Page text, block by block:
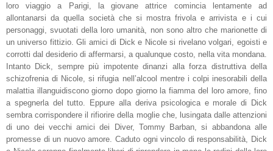
loro viaggio a Parigi, la giovane attrice comincia lentamente ad
allontanarsi da quella società che si mostra frivola e arrivista e i cui
personaggi, svuotati della loro umanità, non sono altro che marionette di
un universo fittizio. Gli amici di Dick e Nicole si rivelano volgari, egoisti e
corrotti dal desiderio di affermarsi, a qualunque costo, nella vita mondana.
Intanto Dick, sempre più impotente dinanzi alla forza distruttiva della
schizofrenia di Nicole, si rifugia nell’alcool mentre i colpi inesorabili della
malattia illanguidiscono giorno dopo giorno la fiamma del loro amore, fino
a spegnerla del tutto. Eppure alla deriva psicologica e morale di Dick
sembra corrispondere il rifiorire della moglie che, lusingata dalle attenzioni
di uno dei vecchi amici dei Diver, Tommy Barban, si abbandona alle
promesse di un nuovo amore. Caduto ogni vincolo di responsabilità, Dick